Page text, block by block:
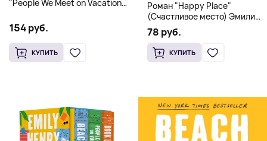
"People We Meet on Vacation"
Hardcover
154 руб.
КУПИТЬ
Роман "Happy Place"
(Счастливое место) Эмили
Генри | Твердый переплет
78 руб.
КУПИТЬ